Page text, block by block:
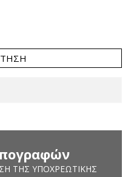
ΤΗΣ ΥΠΟΧΡΕΩΤΙΚΉΣ